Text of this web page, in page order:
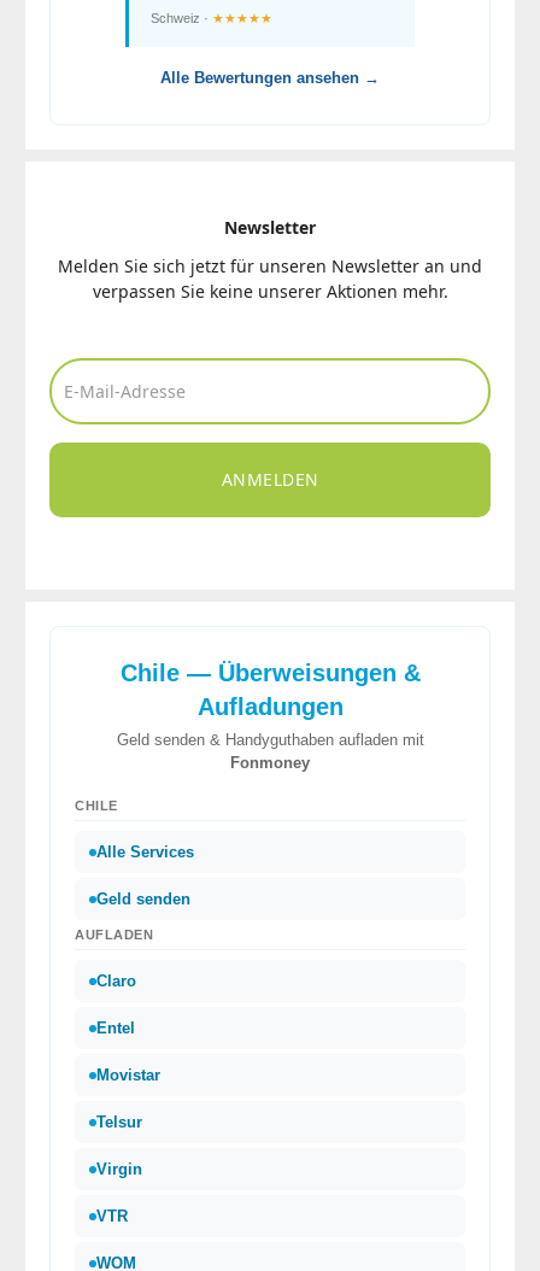
Schweiz · ★★★★★
Alle Bewertungen ansehen →
Newsletter
Melden Sie sich jetzt für unseren Newsletter an und
verpassen Sie keine unserer Aktionen mehr.
ANMELDEN
Chile — Überweisungen &
Aufladungen
Geld senden & Handyguthaben aufladen mit
Fonmoney
CHILE
Alle Services
Geld senden
AUFLADEN
Claro
Entel
Movistar
Telsur
Virgin
VTR
WOM